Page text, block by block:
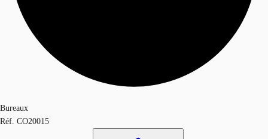
Bureaux
Réf. CO20015